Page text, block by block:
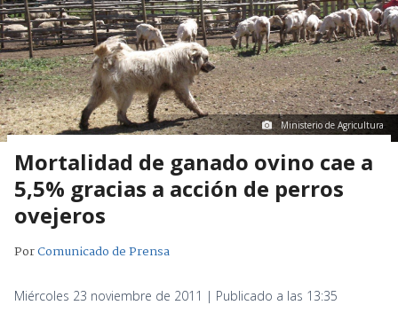
Ministerio de Agricultura
Mortalidad de ganado ovino cae a
5,5% gracias a acción de perros
ovejeros
PorComunicado de Prensa
Miércoles 23 noviembre de 2011 | Publicado a las 13:35